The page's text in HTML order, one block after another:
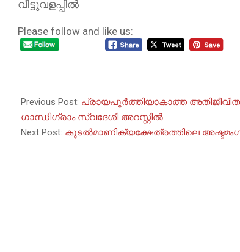
വീട്ടുവളപ്പിൽ
Please follow and like us:
10-
09
Previous Post: പ്രായപൂർത്തിയാകാത്ത
ഗാന്ധിഗ്രാം സ്വദേശി അറസ്റ്റിൽ
Next Post: കൂടൽമാണിക്യക്ഷേത്രത്തിലെ